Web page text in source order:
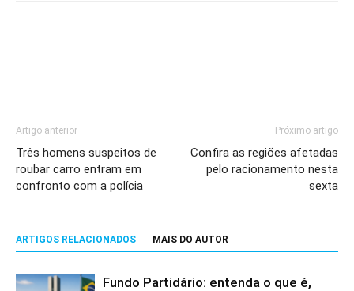
Artigo anterior
Três homens suspeitos de
roubar carro entram em
confronto com a polícia
Próximo artigo
Confira as regiões afetadas
pelo racionamento nesta
sexta
ARTIGOS RELACIONADOS MAIS DO AUTOR
Fundo Partidário: entenda o que é,